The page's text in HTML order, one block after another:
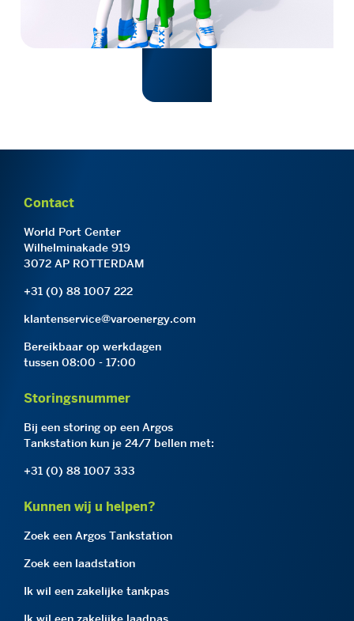
Contact
World Port Center
Wilhelminakade 919
3072 AP ROTTERDAM
+31 (0) 88 1007 222
klantenservice@varoenergy.com
Bereikbaar op werkdagen
tussen 08:00 - 17:00
Storingsnummer
Bij een storing op een Argos
Tankstation kun je 24/7 bellen met:
+31 (0) 88 1007 333
Kunnen wij u helpen?
Zoek een Argos Tankstation
Zoek een laadstation
Ik wil een zakelijke tankpas